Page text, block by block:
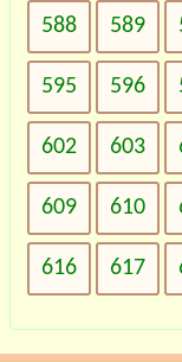
588 589
595 596
602 603
609 610
616 617